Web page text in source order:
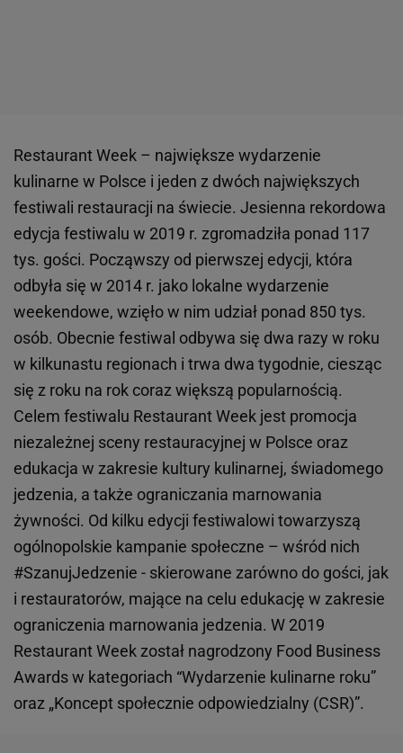
Restaurant Week – największe wydarzenie
kulinarne w Polsce i jeden z dwóch największych
festiwali restauracji na świecie. Jesienna rekordowa
edycja festiwalu w 2019 r. zgromadziła ponad 117
tys. gości. Począwszy od pierwszej edycji, która
odbyła się w 2014 r. jako lokalne wydarzenie
weekendowe, wzięło w nim udział ponad 850 tys.
osób. Obecnie festiwal odbywa się dwa razy w roku
w kilkunastu regionach i trwa dwa tygodnie, ciesząc
się z roku na rok coraz większą popularnością.
Celem festiwalu Restaurant Week jest promocja
niezależnej sceny restauracyjnej w Polsce oraz
edukacja w zakresie kultury kulinarnej, świadomego
jedzenia, a także ograniczania marnowania
żywności. Od kilku edycji festiwalowi towarzyszą
ogólnopolskie kampanie społeczne – wśród nich
#SzanujJedzenie - skierowane zarówno do gości, jak
i restauratorów, mające na celu edukację w zakresie
ograniczenia marnowania jedzenia. W 2019
Restaurant Week został nagrodzony Food Business
Awards w kategoriach “Wydarzenie kulinarne roku”
oraz „Koncept społecznie odpowiedzialny (CSR)”.